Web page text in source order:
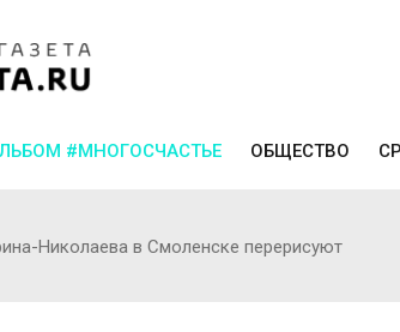
#МНОГОСЧАСТЬЕ ОБЩЕСТВО
Николаева в Смоленске перерисуют